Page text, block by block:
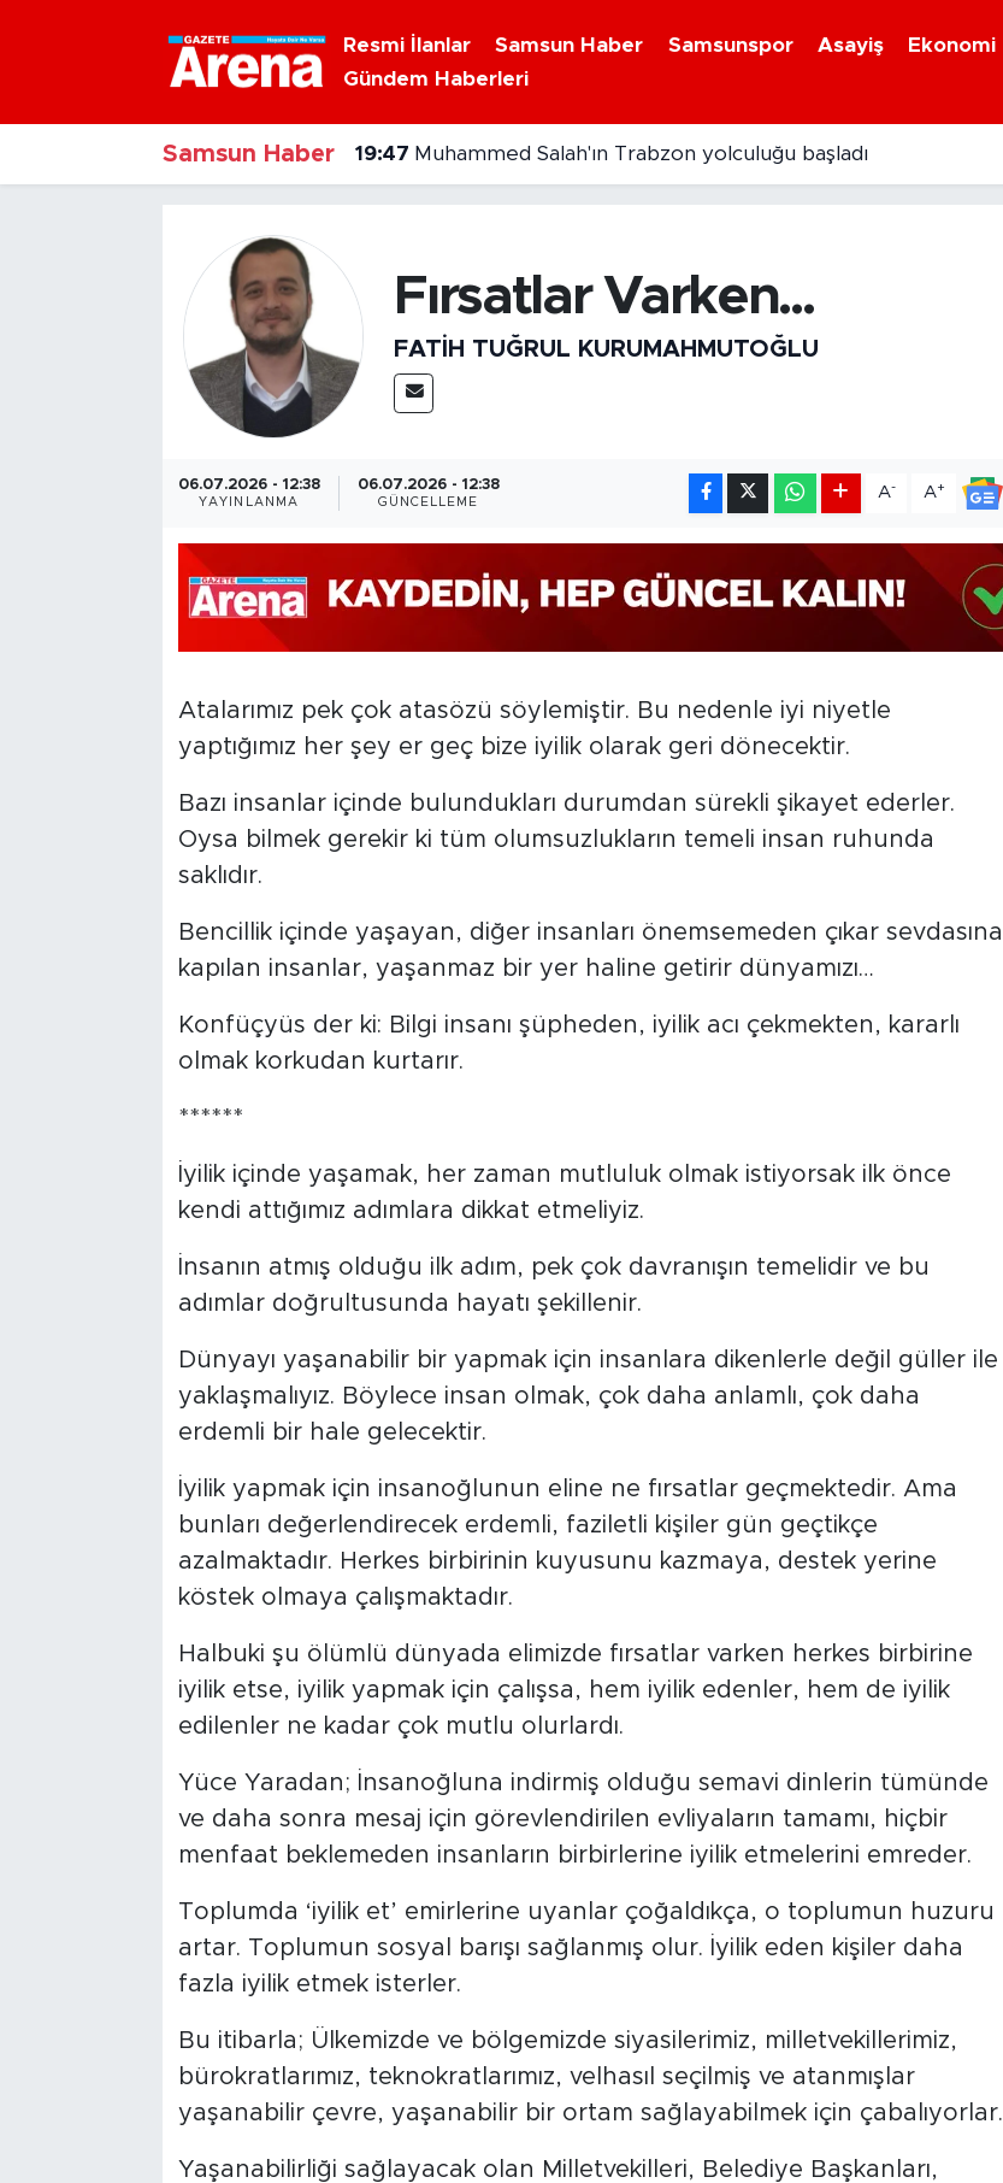
Resmi İlanlar Samsun Haber Samsunspor Asayiş
Ekonomi
Gündem Haberleri
Samsun Haber 19:47 Muhammed Salah'ın Trabzon yolculuğu başladı
Fırsatlar Varken...
FATIH TUĞRUL KURUMAHMUTOĞLU
06.07.2026 - 12:38
YAYINLANMA
06.07.2026 - 12:38
GÜNCELLEME
A- A+
Atalarımız pek çok atasözü söylemiştir. Bu nedenle iyi niyetle
yaptığımız her şey er geç bize iyilik olarak geri dönecektir.
Bazı insanlar içinde bulundukları durumdan sürekli şikayet ederler.
Oysa bilmek gerekir ki tüm olumsuzlukların temeli insan ruhunda
saklıdır.
Bencillik içinde yaşayan, diğer insanları önemsemeden çıkar sevdasına
kapılan insanlar, yaşanmaz bir yer haline getirir dünyamızı…
Konfüçyüs der ki: Bilgi insanı şüpheden, iyilik acı çekmekten, kararlı
olmak korkudan kurtarır.
******
İyilik içinde yaşamak, her zaman mutluluk olmak istiyorsak ilk önce
kendi attığımız adımlara dikkat etmeliyiz.
İnsanın atmış olduğu ilk adım, pek çok davranışın temelidir ve bu
adımlar doğrultusunda hayatı şekillenir.
Dünyayı yaşanabilir bir yapmak için insanlara dikenlerle değil güller ile
yaklaşmalıyız. Böylece insan olmak, çok daha anlamlı, çok daha
erdemli bir hale gelecektir.
İyilik yapmak için insanoğlunun eline ne fırsatlar geçmektedir. Ama
bunları değerlendirecek erdemli, faziletli kişiler gün geçtikçe
azalmaktadır. Herkes birbirinin kuyusunu kazmaya, destek yerine
köstek olmaya çalışmaktadır.
Halbuki şu ölümlü dünyada elimizde fırsatlar varken herkes birbirine
iyilik etse, iyilik yapmak için çalışsa, hem iyilik edenler, hem de iyilik
edilenler ne kadar çok mutlu olurlardı.
Yüce Yaradan; İnsanoğluna indirmiş olduğu semavi dinlerin tümünde
ve daha sonra mesaj için görevlendirilen evliyaların tamamı, hiçbir
menfaat beklemeden insanların birbirlerine iyilik etmelerini emreder.
Toplumda ‘iyilik et’ emirlerine uyanlar çoğaldıkça, o toplumun huzuru
artar. Toplumun sosyal barışı sağlanmış olur. İyilik eden kişiler daha
fazla iyilik etmek isterler.
Bu itibarla; Ülkemizde ve bölgemizde siyasilerimiz, milletvekillerimiz,
bürokratlarımız, teknokratlarımız, velhasıl seçilmiş ve atanmışlar
yaşanabilir çevre, yaşanabilir bir ortam sağlayabilmek için çabalıyorlar.
Yaşanabilirliği sağlayacak olan Milletvekilleri, Belediye Başkanları,
Nöbetçi Eczaneler
Hava Durumu
Trafik Durumu
Süper Lig Puan Durumu ve Fikstür
Tüm Manşetler